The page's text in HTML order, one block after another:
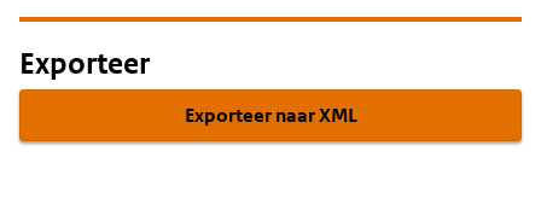
Exporteer
Exporteer naar XML